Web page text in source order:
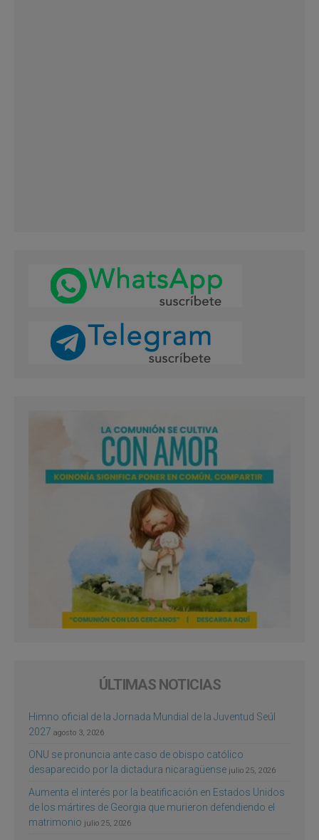
ÚLTIMAS NOTICIAS
Himno oficial de la Jornada Mundial de la Juventud Seúl
2027 agosto 3, 2026
ONU se pronuncia ante caso de obispo católico
desaparecido por la dictadura nicaragüense julio 25, 2026
Aumenta el interés por la beatificación en Estados Unidos
de los mártires de Georgia que murieron defendiendo el
matrimonio julio 25, 2026